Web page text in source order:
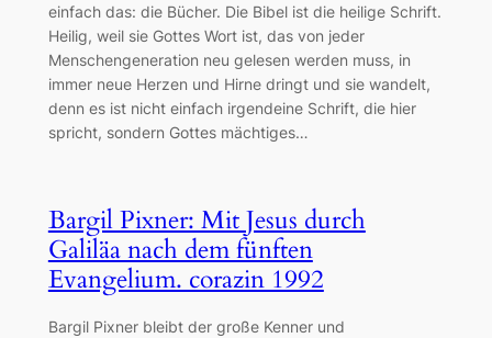
einfach das: die Bücher. Die Bibel ist die heilige Schrift.
Heilig, weil sie Gottes Wort ist, das von jeder
Menschengeneration neu gelesen werden muss, in
immer neue Herzen und Hirne dringt und sie wandelt,
denn es ist nicht einfach irgendeine Schrift, die hier
spricht, sondern Gottes mächtiges…
Bargil Pixner: Mit Jesus durch
Galiläa nach dem fünften
Evangelium. corazin 1992
Bargil Pixner bleibt der große Kenner und